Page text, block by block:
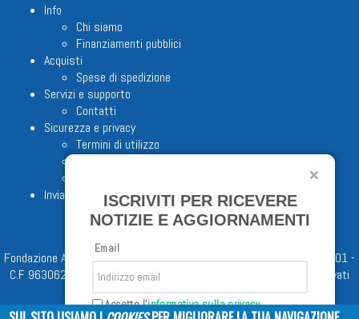
Info
Chi siamo
Finanziamenti pubblici
Acquisti
Spese di spedizione
Servizi e supporto
Contatti
Sicurezza e privacy
Termini di utilizzo
Invia proposta editoriale
Fondazione Apostolicam Actuositatem ETS © 2023 - P.I. 05398481001 -
C.F 96306220581 - REA 888781 del 23/02/98 - Tutti i diritti riservati
ISCRIVITI PER RICEVERE
NOTIZIE E AGGIORNAMENTI
Email
Accetto l'informativa sulla privacy